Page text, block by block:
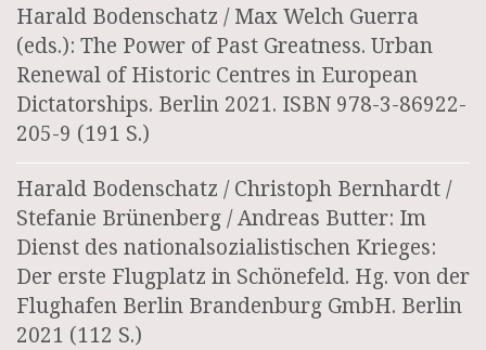
Harald Bodenschatz / Max Welch Guerra
(eds.): The Power of Past Greatness. Urban
Renewal of Historic Centres in European
Dictatorships. Berlin 2021. ISBN 978-3-86922-
205-9 (191 S.)
Harald Bodenschatz / Christoph Bernhardt /
Stefanie Brünenberg / Andreas Butter: Im
Dienst des nationalsozialistischen Krieges:
Der erste Flugplatz in Schönefeld. Hg. von der
Flughafen Berlin Brandenburg GmbH. Berlin
2021 (112 S.)